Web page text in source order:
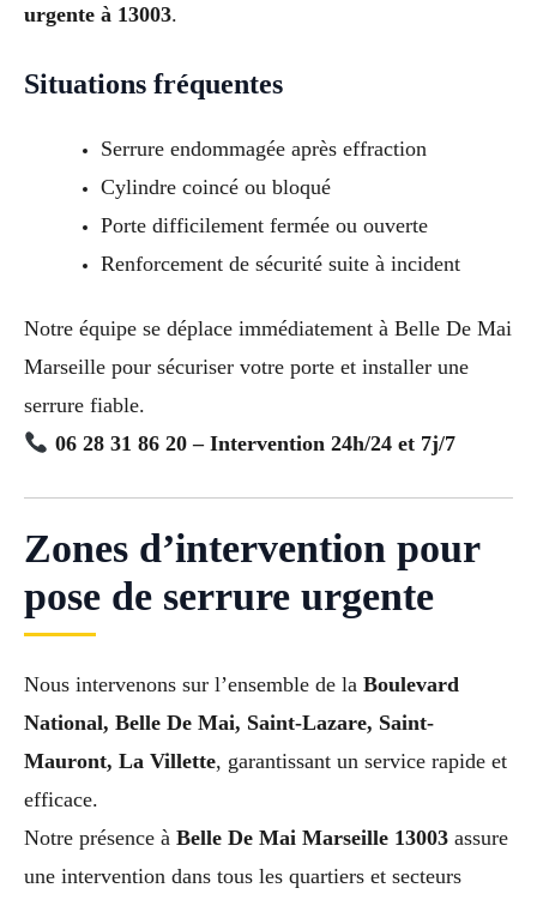
urgente à 13003.
Situations fréquentes
Serrure endommagée après effraction
Cylindre coincé ou bloqué
Porte difficilement fermée ou ouverte
Renforcement de sécurité suite à incident
Notre équipe se déplace immédiatement à Belle De Mai
Marseille pour sécuriser votre porte et installer une
serrure fiable.
06 28 31 86 20 – Intervention 24h/24 et 7j/7
Zones d’intervention pour
pose de serrure urgente
Nous intervenons sur l’ensemble de la Boulevard
National, Belle De Mai, Saint-Lazare, Saint-
Mauront, La Villette, garantissant un service rapide et
efficace.
Notre présence à Belle De Mai Marseille 13003 assure
une intervention dans tous les quartiers et secteurs